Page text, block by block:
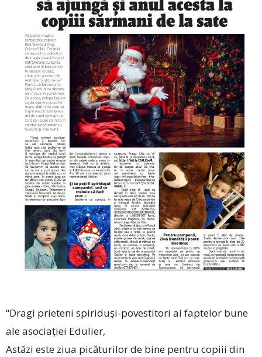
“Dragi prieteni spiriduși-povestitori ai faptelor bune
ale asociației Edulier,
Astăzi este ziua picăturilor de bine pentru copiii din